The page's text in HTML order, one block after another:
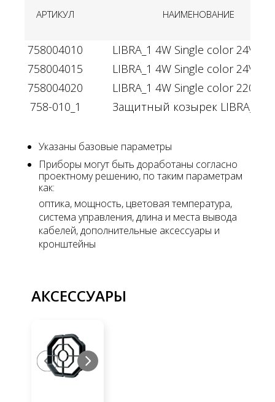
АРТИКУЛ НАИМЕНОВАНИЕ
758004010
LIBRA_1 4W Single color 24V
758004015
LIBRA_1 4W Single color 24V
758004020
LIBRA_1 4W Single color 220V
758-010_1
Защитный козырек LIBRA_1
Указаны базовые параметры
Приборы могут быть доработаны согласно
проектному решению, по таким параметрам
как:
оптика, мощность, цветовая температура,
система управления, длина и места вывода
кабелей, дополнительные аксессуары и
кронштейны
АКСЕССУАРЫ